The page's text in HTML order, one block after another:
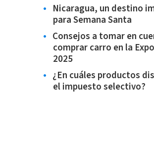
Nicaragua, un destino
para Semana Santa
Consejos a tomar en
comprar carro en la
2025
¿En cuáles productos
el impuesto selectivo?